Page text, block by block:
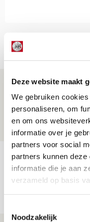
Deze website maakt
We gebruiken
personaliseren, om
en om ons
informatie over je
partners voor social
partners kunnen
informatie die je aan
verzameld op basis
Noodzakelijk
Net binnen //
Is dit de
de Johan
07 AUGUSTUS 2026 - 00:36
Trotse
voor mijn club